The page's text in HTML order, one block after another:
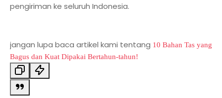
pengiriman ke seluruh Indonesia.
jangan lupa baca artikel kami tentang 10 Bahan Tas yang
Bagus dan Kuat Dipakai Bertahun-tahun!